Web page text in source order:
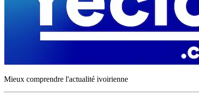
Mieux comprendre l'actualité ivoirienne